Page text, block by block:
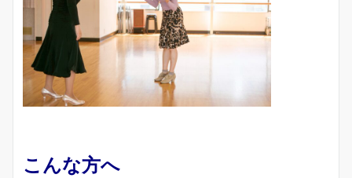
こんな方へ